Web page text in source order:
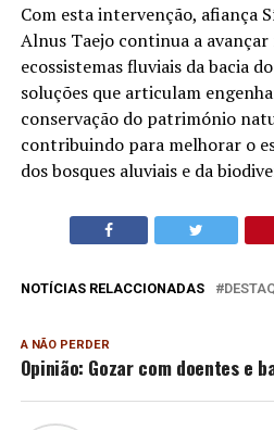
Com esta intervenção, afiança
Alnus Taejo continua a avançar
ecossistemas fluviais da bacia
soluções que articulam
conservação do património
contribuindo para melhorar o
dos bosques aluviais e da
NOTÍCIAS RELACCIONADAS
A NÃO PERDER
Opinião: Gozar com doentes e